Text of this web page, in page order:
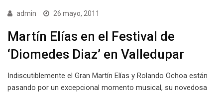
admin 26 mayo, 2011
Martín Elías en el Festival de
‘Diomedes Diaz’ en Valledupar
Indiscutiblemente el Gran Martín Elías y Rolando Ochoa están
pasando por un excepcional momento musical, su novedosa